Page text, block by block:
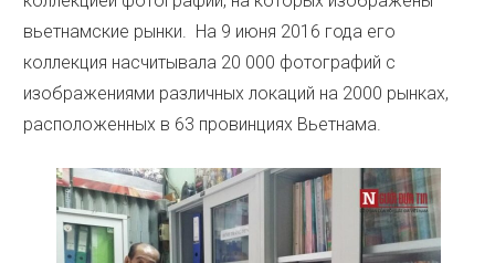
вьетнамские рынки. На 9 июня 2016 года его
коллекция насчитывала 20 000 фотографий с
изображениями различных локаций на 2000 рынках,
расположенных в 63 провинциях Вьетнама.